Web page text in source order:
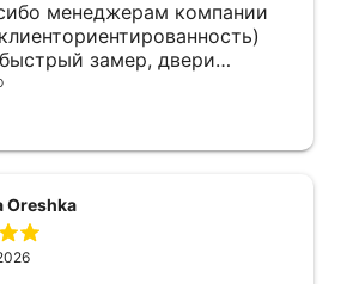
менеджерам компании
замер, двери
По доставке
могу указать удобный для
времени, а не ждать весь
спасибо мастеру Антону за
Oreshka